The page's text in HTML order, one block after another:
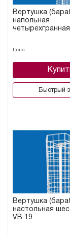
Вертушка
напольная
четырехгранная
Цена:
Быстрый
Вертушка
настольная
VB 19